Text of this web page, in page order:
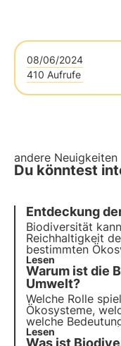
08/06/2024
410 Aufrufe
andere Neuigkeiten
Du könntest
Entdeckung
Biodiversität
Reichhaltigkeit
bestimmten
Begriff ist nicht
Land und im
sie alsunschätzbar
Lesen
Warum ist die
Umwelt?
Welche Rolle
Ökosysteme,
welche
Forschung und
Lesen
Was ist